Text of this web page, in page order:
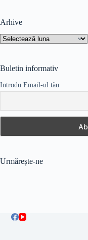
Arhive
Arhive
Buletin informativ
Introdu Email-ul tău
Urmărește-ne